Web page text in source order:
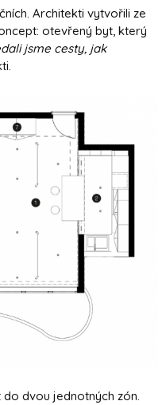
Architekti vytvořili ze
otevřený byt, který
jsme cesty, jak
do dvou jednotných zón.